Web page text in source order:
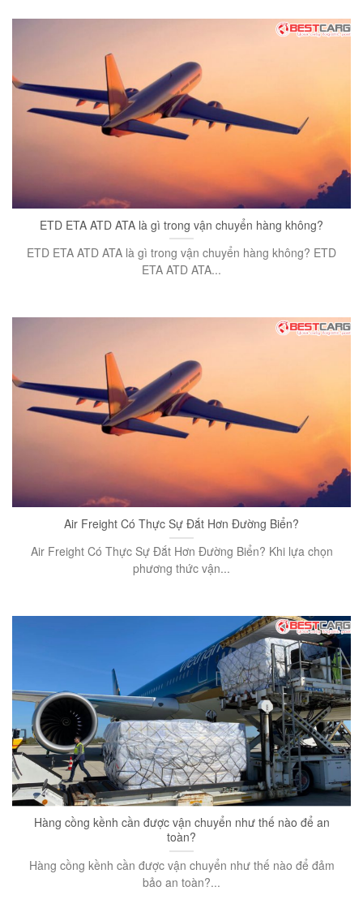
ETD ETA ATD ATA là gì trong vận chuyển hàng không?
ETD ETA ATD ATA là gì trong vận chuyển hàng không? ETD
ETA ATD ATA...
Air Freight Có Thực Sự Đắt Hơn Đường Biển?
Air Freight Có Thực Sự Đắt Hơn Đường Biển? Khi lựa chọn
phương thức vận...
Hàng cồng kềnh cần được vận chuyển như thế nào để an
toàn?
Hàng cồng kềnh cần được vận chuyển như thế nào để đảm
bảo an toàn?...